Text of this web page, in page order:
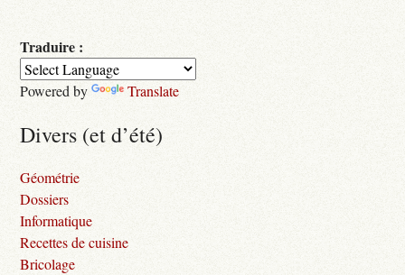
Traduire :
Powered by Translate
Divers (et d’été)
Géométrie
Dossiers
Informatique
Recettes de cuisine
Bricolage